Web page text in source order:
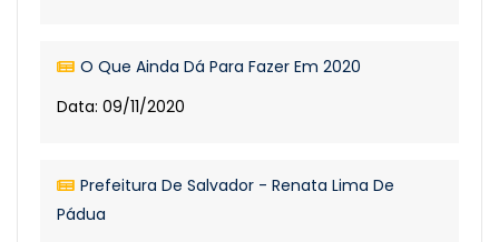
O Que Ainda Dá Para Fazer Em 2020
Data: 09/11/2020
Prefeitura De Salvador - Renata Lima De
Pádua